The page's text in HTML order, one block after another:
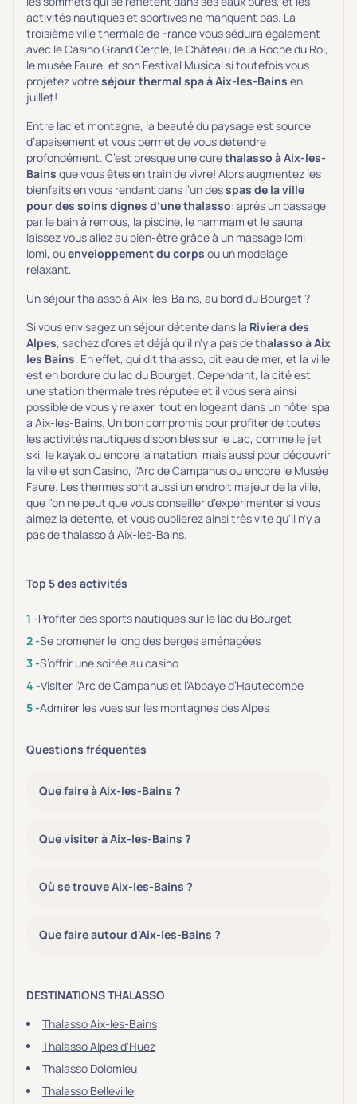
activités nautiques et sportives ne manquent pas. La
troisième ville thermale de France vous séduira également
avec le Casino Grand Cercle, le Château de la Roche du Roi,
le musée Faure, et son Festival Musical si toutefois vous
projetez votreséjour thermal spa à Aix-les-Bains en
juillet!
Entre lac et montagne, la beauté du paysage est source
d’apaisement et vous permet de vous détendre
profondément. C’est presque une curethalasso à Aix-les-
Bains que vous êtes en train de vivre! Alors augmentez les
bienfaits en vous rendant dans l’un desspas de la ville
pour des soins dignes d’une thalasso: après un passage
par le bain à remous, la piscine, le hammam et le sauna,
laissez vous allez au bien-être grâce à un massage lomi
lomi, ouenveloppement du corps ou un modelage
relaxant.
Un séjour thalasso à Aix-les-Bains, au bord du Bourget ?
Si vous envisagez un séjour détente dans la Riviera des
Alpes, sachez d'ores et déjà qu'il n'y a pas dethalasso à Aix
les Bains. En effet, qui dit thalasso, dit eau de mer, et la ville
est en bordure du lac du Bourget. Cependant, la cité est
une station thermale très réputée et il vous sera ainsi
possible de vous y relaxer, tout en logeant dans un hôtel spa
à Aix-les-Bains. Un bon compromis pour profiter de toutes
les activités nautiques disponibles sur le Lac, comme le jet
ski, le kayak ou encore la natation, mais aussi pour découvrir
la ville et son Casino, l'Arc de Campanus ou encore le Musée
Faure. Les thermes sont aussi un endroit majeur de la ville,
que l'on ne peut que vous conseiller d'expérimenter si vous
aimez la détente, et vous oublierez ainsi très vite qu'il n'y a
pas de thalasso à Aix-les-Bains.
Top 5 des activités
Profiter des sports nautiques sur le lac du Bourget
Se promener le long des berges aménagées
S’offrir une soirée au casino
Visiter l’Arc de Campanus et l’Abbaye d’Hautecombe
Admirer les vues sur les montagnes des Alpes
Questions fréquentes
Que faire à Aix-les-Bains ?
Que visiter à Aix-les-Bains ?
Où se trouve Aix-les-Bains ?
Que faire autour d'Aix-les-Bains ?
DESTINATIONS THALASSO
Thalasso Aix-les-Bains
Thalasso Alpes d'Huez
Thalasso Dolomieu
Thalasso Belleville